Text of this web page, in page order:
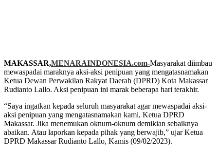
MAKASSAR,MENARAINDONESIA.com-Masyarakat diimbau
mewaspadai maraknya aksi-aksi penipuan yang mengatasnamakan
Ketua Dewan Perwakilan Rakyat Daerah (DPRD) Kota Makassar
Rudianto Lallo. Aksi penipuan ini marak beberapa hari terakhir.
“Saya ingatkan kepada seluruh masyarakat agar mewaspadai aksi-
aksi penipuan yang mengatasnamakan kami, Ketua DPRD
Makassar. Jika menemukan oknum-oknum demikian sebaiknya
abaikan. Atau laporkan kepada pihak yang berwajib,” ujar Ketua
DPRD Makassar Rudianto Lallo, Kamis (09/02/2023).